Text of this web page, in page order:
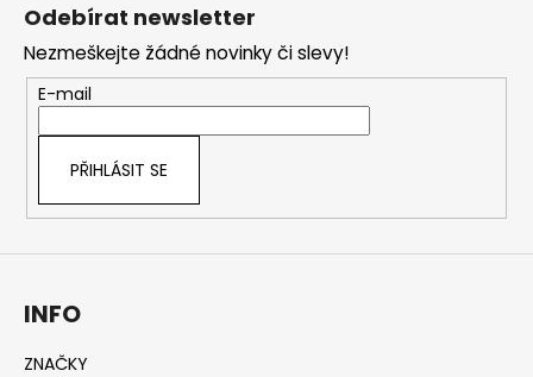
Odebírat newsletter
Nezmeškejte žádné novinky či slevy!
E-mail
PŘIHLÁSIT SE
INFO
ZNAČKY